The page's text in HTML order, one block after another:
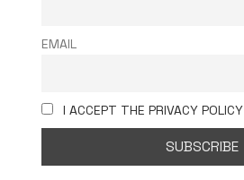
EMAIL
I ACCEPT THE PRIVACY POLICY